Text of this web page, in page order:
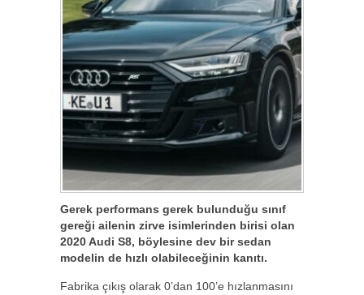
Gerek performans gerek bulunduğu sınıf
gereği ailenin zirve isimlerinden birisi olan
2020 Audi S8, böylesine dev bir sedan
modelin de hızlı olabileceğinin kanıtı.
Fabrika çıkış olarak 0’dan 100’e hızlanmasını